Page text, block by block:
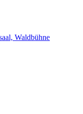
Waldbühne